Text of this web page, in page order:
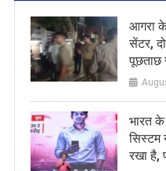
आगरा
सेंटर,
पूछताछ
भारत के
सिस्टम
रखा है,